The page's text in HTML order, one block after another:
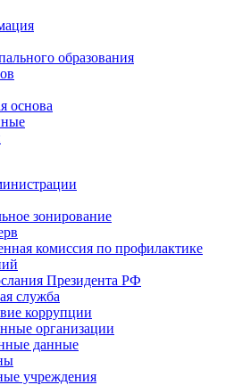
образования
основа
зонирование
комиссия по профилактике
Президента РФ
служба
коррупции
организации
данные
учреждения